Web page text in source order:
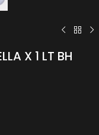
X 1 LT BH